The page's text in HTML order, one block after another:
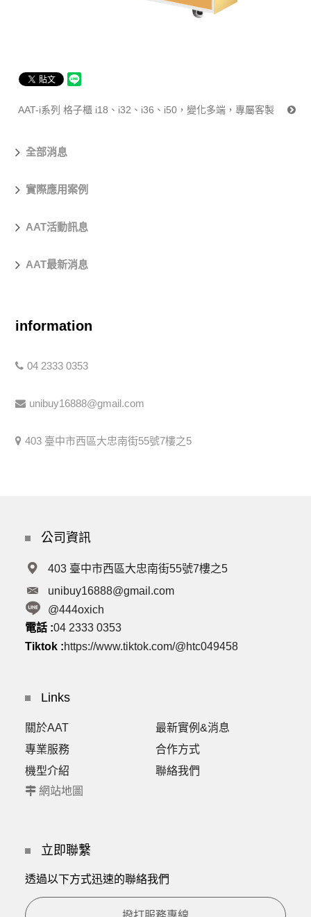
AAT-i系列 格子櫃 i18、i32、i36、i50，變化多端，專屬客製
全部消息
實際應用案例
AAT活動訊息
AAT最新消息
information
04 2333 0353
unibuy16888@gmail.com
403 臺中市西區大忠南街55號7樓之5
公司資訊
403 臺中市西區大忠南街55號7樓之5
unibuy16888@gmail.com
@444oxich
電話 :04 2333 0353
Tiktok :https://www.tiktok.com/@htc049458
Links
關於AAT
最新實例&消息
專業服務
合作方式
機型介紹
聯絡我們
網站地圖
立即聯繫
透過以下方式迅速的聯絡我們